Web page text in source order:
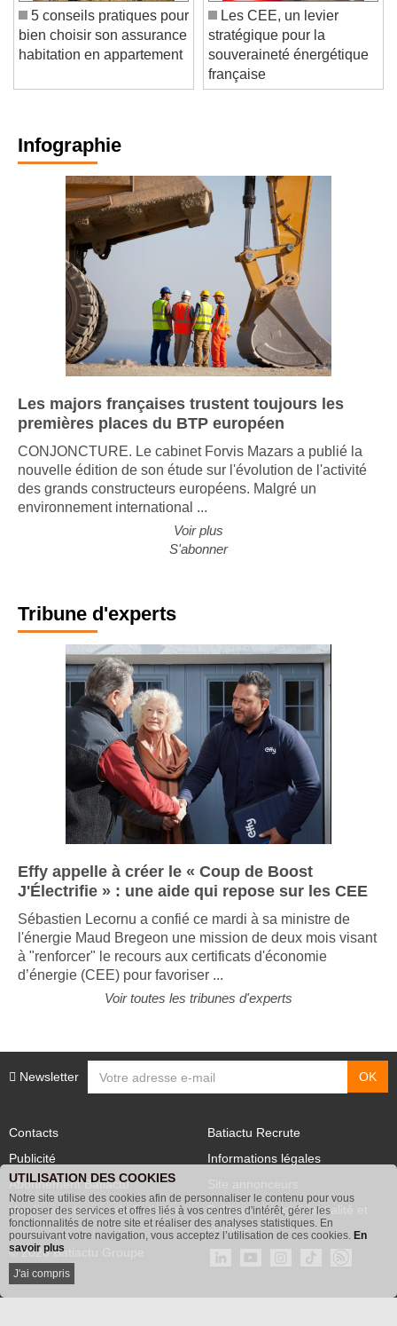
5 conseils pratiques pour
bien choisir son assurance
Les CEE, un levier
stratégique pour la
souveraineté énergétique
française
Infographie
Les majors françaises trustent toujours les
premières places du BTP européen
CONJONCTURE. Le cabinet Forvis Mazars a publié la
nouvelle édition de son étude sur l'évolution de l'activité
des grands constructeurs européens. Malgré un
Voir plus
Tribune d'experts
Effy appelle à créer le « Coup de Boost
J'Électrifie » : une aide qui repose sur les CEE
Sébastien Lecornu a confié ce mardi à sa ministre de
l'énergie Maud Bregeon une mission de deux mois visant
à "renforcer" le recours aux certificats d'économie
Publicité
Abonnement Batiactu
Voir les contenus+ de Batiactu
Site annonceurs
Politique de confidentialité et
cookies
© 2026 Batiactu Groupe
UTILISATION DES COOKIES
Notre site utilise des cookies afin de personnaliser le contenu pour vous
proposer des services et offres liés à vos centres d'intérêt, gérer les
fonctionnalités de notre site et réaliser des analyses statistiques. En
poursuivant votre navigation, vous acceptez l’utilisation de ces cookies. En
savoir plus
J'ai compris